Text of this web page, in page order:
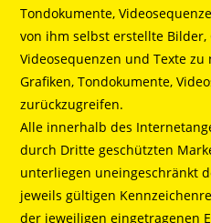
Tondokumente,
von ihm selbst erstellte Bilder,
Videosequenzen und Texte
Grafiken, Tondokumente,
zurückzugreifen.
Alle innerhalb des
durch Dritte geschützten
unterliegen uneingeschränkt
jeweils gültigen
der jeweiligen eingetragenen